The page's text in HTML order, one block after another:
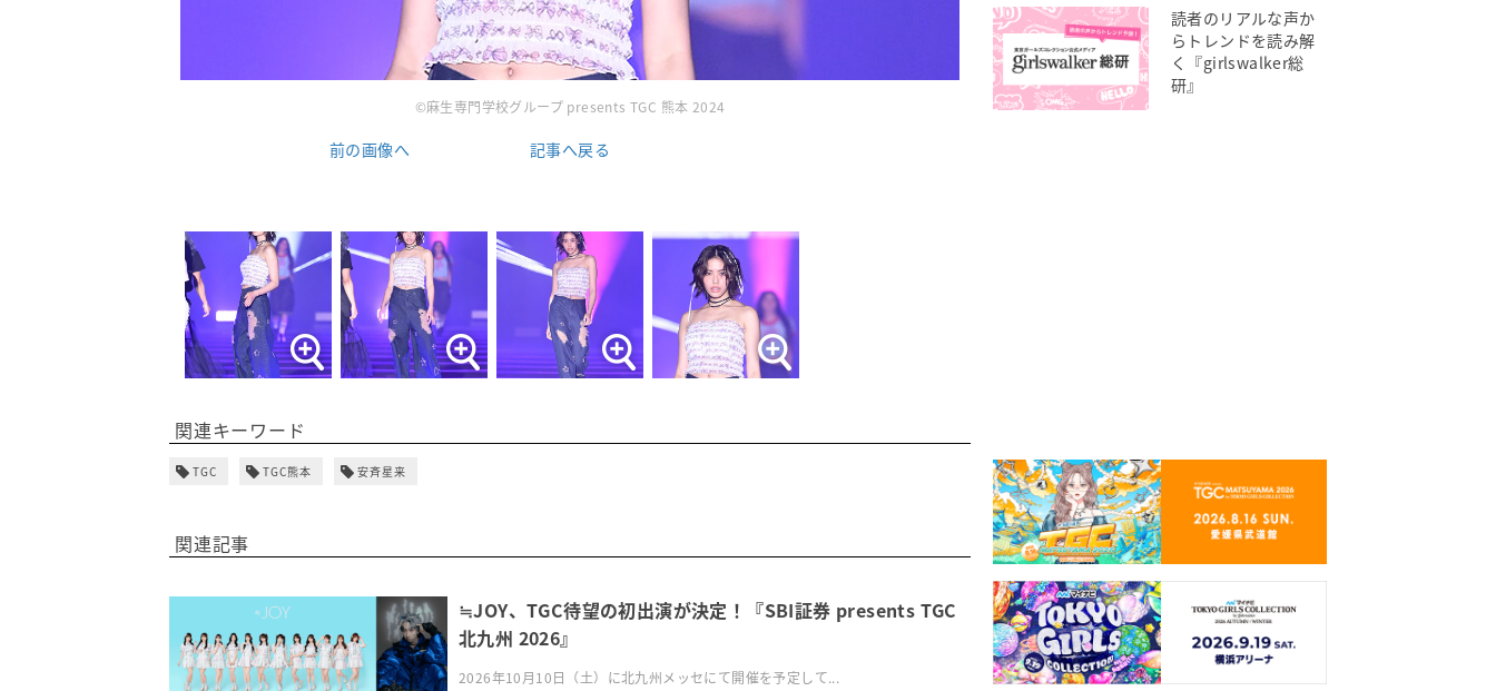
©麻生専門学校グループ presents TGC 熊本 2024
前の画像へ 記事へ戻る
関連キーワード
TGC TGC熊本 安斉星来
関連記事
≒JOY、TGC待望の初出演が決定！『SBI証券 presents TGC
北九州 2026』
2026年10月10日（土）に北九州メッセにて開催を予定して...
読者のリアルな声か
らトレンドを読み解
く『girlswalker総
研』